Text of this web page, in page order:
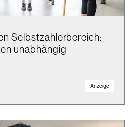
Selbstzahlerbereich:
unabhängig
Anzeige